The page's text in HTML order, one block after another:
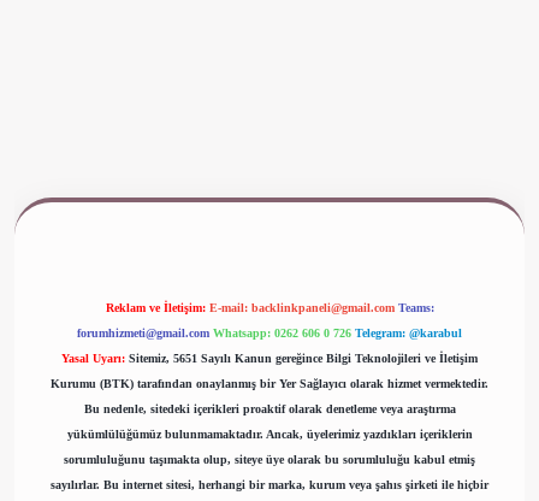
Reklam ve İletişim: E-mail: backlinkpaneli@gmail.com Teams:
forumhizmeti@gmail.com Whatsapp: 0262 606 0 726 Telegram: @karabul
Yasal Uyarı: Sitemiz, 5651 Sayılı Kanun gereğince Bilgi Teknolojileri ve İletişim
Kurumu (BTK) tarafından onaylanmış bir Yer Sağlayıcı olarak hizmet vermektedir.
Bu nedenle, sitedeki içerikleri proaktif olarak denetleme veya araştırma
yükümlülüğümüz bulunmamaktadır. Ancak, üyelerimiz yazdıkları içeriklerin
sorumluluğunu taşımakta olup, siteye üye olarak bu sorumluluğu kabul etmiş
sayılırlar. Bu internet sitesi, herhangi bir marka, kurum veya şahıs şirketi ile hiçbir